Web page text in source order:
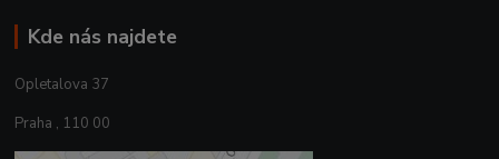
Kde nás najdete
Opletalova 37
Praha , 110 00